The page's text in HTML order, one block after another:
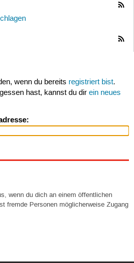
wenn du bereits registriert bist.
hast, kannst du dir ein neues
wenn du dich an einem öffentlichen
fremde Personen möglicherweise Zugang